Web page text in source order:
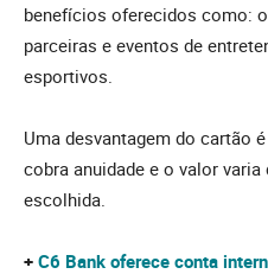
benefícios oferecidos como:
parceiras e eventos de
esportivos.
Uma desvantagem do cartão
cobra anuidade e o valor
escolhida.
+ C6 Bank oferece conta